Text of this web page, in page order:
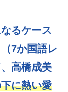
るケース
7か国語レ
高橋成美
に熱い愛